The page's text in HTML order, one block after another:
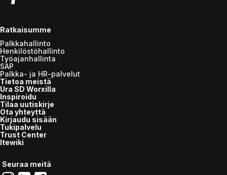
Ratkaisumme
Palkkahallinto
Henkilöstöhallinto
Työajanhallinta
SAP
Palkka- ja HR-palvelut
Tietoa meistä
Ura SD Worxilla
Inspiroidu
Tilaa uutiskirje
Ota yhteyttä
Kirjaudu sisään
Tukipalvelu
Trust Center
Itewiki
Seuraa meitä